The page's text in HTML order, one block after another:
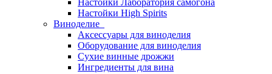
Настойки Лаборатория самогона
Настойки High Spirits
Виноделие
Аксессуары для виноделия
Оборудование для виноделия
Сухие винные дрожжи
Ингредиенты для вина